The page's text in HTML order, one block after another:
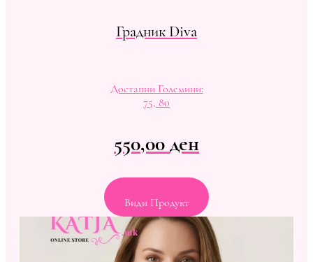
Градник Diva
Достапни Големини:
75, 80
550,00ден
Види Продукт